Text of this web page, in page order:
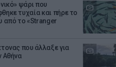
ψάρι που
τυχαία και πήρε το
από το «Stranger
που άλλαξε για
Αθήνα